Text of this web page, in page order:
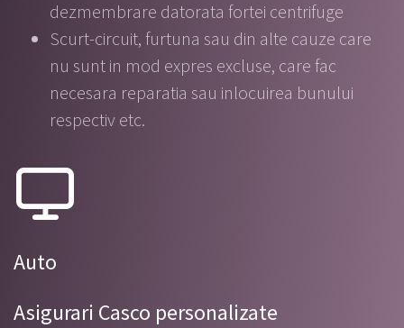
dezmembrare datorata fortei centrifuge
Scurt-circuit, furtuna sau din alte cauze care
nu sunt in mod expres excluse, care fac
necesara reparatia sau inlocuirea bunului
respectiv etc.
Auto
Asigurari Casco personalizate